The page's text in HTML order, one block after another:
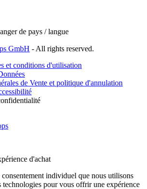
de pays / langue
GmbH - All rights reserved.
et conditions d'utilisation
de Vente et politique d'annulation
d'achat
individuel que nous utilisons
technologies pour vous offrir une expérience